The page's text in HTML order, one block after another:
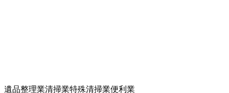
遺品整理業清掃業特殊清掃業便利業